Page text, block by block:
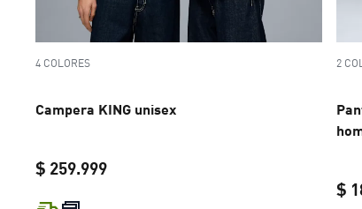
4 COLORES
Campera KING unisex
$ 259.999
2
$